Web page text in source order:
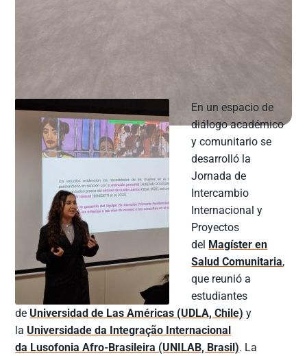
En un espacio de
diálogo académico
y comunitario se
desarrolló la
Jornada de
Intercambio
Internacional y
Proyectos
del Magíster en
Salud Comunitaria,
que reunió a
estudiantes
de Universidad de Las Américas (UDLA, Chile) y
la Universidade da Integração Internacional
da Lusofonia Afro-Brasileira (UNILAB, Brasil). La